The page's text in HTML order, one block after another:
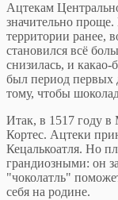
Ацтекам
значительно
территории ранее,
становился всё
снизилась, и какао-
был период первых
тому, чтобы
Итак, в 1517 году
Кортес. Ацтеки
Кецалькоатля. Но
грандиозными: он
"чоколатль"
себя на родине.